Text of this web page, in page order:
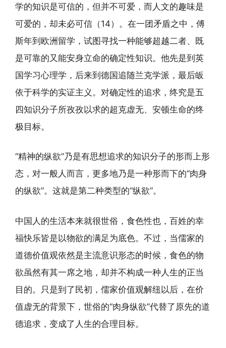
学的知识是可信的，但并不可爱，而人文的趣味是
可爱的，却未必可信（14）。在一团矛盾之中，傅
斯年到欧洲留学，试图寻找一种能够超越二者、既
是可靠的又能安身立命的确定性知识。他先是到英
国学习心理学，后来到德国追随兰克学派，最后皈
依于科学的实证主义。对确定性的追求，终究是五
四知识分子所孜孜以求的超克虚无、安顿生命的终
极目标。
“精神的纵欲”乃是有思想追求的知识分子的形而上形
态，对一般人而言，更多地乃是一种形而下的“肉身
的纵欲”。这就是第二种类型的“纵欲”。
中国人的生活本来就很世俗，食色性也，百姓的幸
福快乐皆是以物欲的满足为底色。不过，当儒家的
道德价值观依然是主流意识形态的时候，食色的物
欲虽然有其一席之地，却并不构成一种人生的正当
目的。只是到了民初，儒家价值观解纽以后，在价
值虚无的背景下，世俗的“肉身纵欲”代替了原先的道
德追求，变成了人生的合理目标。